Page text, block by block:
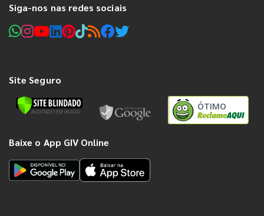
Siga-nos nas redes sociais
Site Seguro
ÓTIMO
Baixe o App GIV Online